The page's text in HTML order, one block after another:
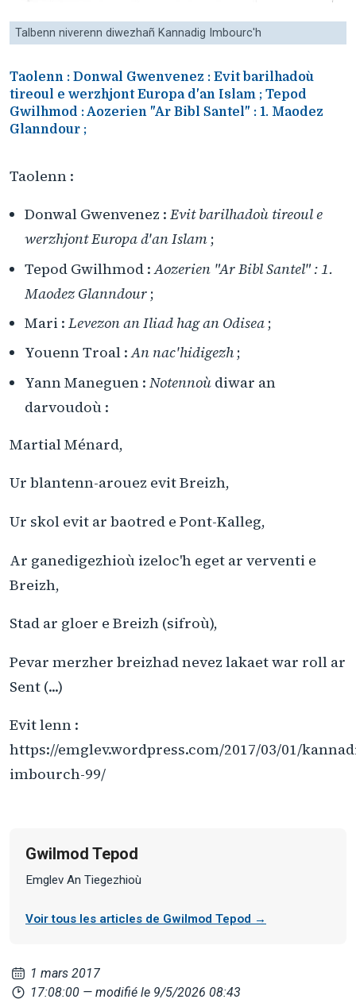
Talbenn niverenn diwezhañ Kannadig Imbourc'h
Taolenn : Donwal Gwenvenez : Evit barilhadoù
tireoul e werzhjont Europa d'an Islam ; Tepod
Gwilhmod : Aozerien "Ar Bibl Santel" : 1. Maodez
Glanndour ;
Taolenn :
Donwal Gwenvenez :Evit barilhadoù tireoul e
werzhjont Europa d'an Islam ;
Tepod Gwilhmod :Aozerien "Ar Bibl Santel" : 1.
Maodez Glanndour ;
Mari :Levezon an Iliad hag an Odisea ;
Youenn Troal :An nac'hidigezh ;
Yann Maneguen :Notennoù diwar an
darvoudoù :
Martial Ménard,
Ur blantenn-arouez evit Breizh,
Ur skol evit ar baotred e Pont-Kalleg,
Ar ganedigezhioù izeloc'h eget ar verventi e
Breizh,
Stad ar gloer e Breizh (sifroù),
Pevar merzher breizhad nevez lakaet war roll ar
Sent (...)
Evit lenn :
https://emglev.wordpress.com/2017/03/01/
imbourch-99/
Gwilmod Tepod
Emglev An Tiegezhioù
Voir tous les articles de Gwilmod Tepod →
1 mars 2017
17:08:00 — modifié le 9/5/2026 08:43